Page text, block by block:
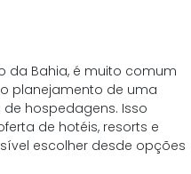
da Bahia, é muito comum
planejamento de uma
hospedagens. Isso
de hotéis, resorts e
escolher desde opções